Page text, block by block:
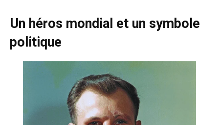
Un héros mondial et un symbole
politique